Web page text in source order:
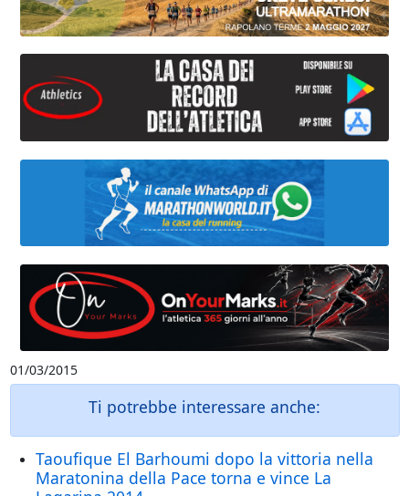
01/03/2015
Ti potrebbe interessare anche:
Taoufique El Barhoumi dopo la vittoria nella
Maratonina della Pace torna e vince La